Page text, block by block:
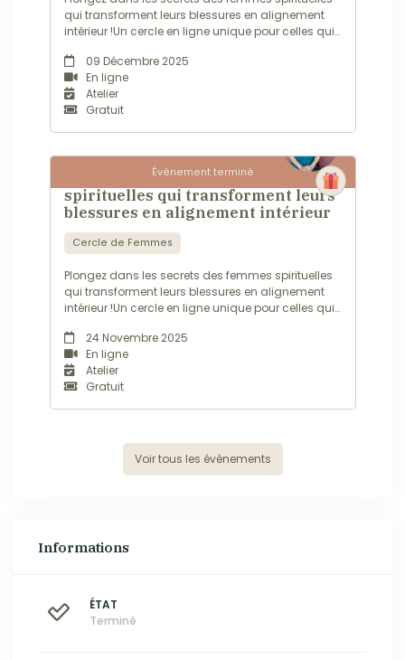
votre lumière
intérieure, à retrouver
faire circuler
librement l’énergie
de vie qui vous
habite.
prendre contact
avec moi lors d'un
rdv téléphonique
pour composer
meilleur
accompagnement
possible pour vous
reconnecter à votre
essence et à
A très vite
Avec tout mon cœur
Vanessa
qui transforment leurs blessures en alignement
intérieur !Un cercle en ligne unique pour celles qui
intérieureEt si vos blessures n'étaient pas une
faiblesse…mais une porte vers une version plus
libre et aligné...
09 Décembre 2025
En ligne
Atelier
Gratuit
Évènement terminé
Plonge des les secrets des femmes
spirituelles qui transforment leurs
blessures en alignement intérieur
Cercle de Femmes
Plongez dans les secrets des femmes spirituelles
qui transforment leurs blessures en alignement
intérieur !Un cercle en ligne unique pour celles qui
intérieureEt si vos blessures n'étaient pas une
faiblesse…mais une porte vers une version plus
libre et aligné...
24 Novembre 2025
En ligne
Atelier
Gratuit
Voir tous les évènements
Informations
ÉTAT
Terminé